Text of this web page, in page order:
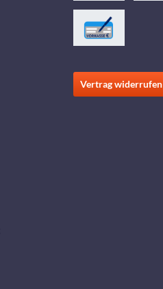
Vertrag widerrufen